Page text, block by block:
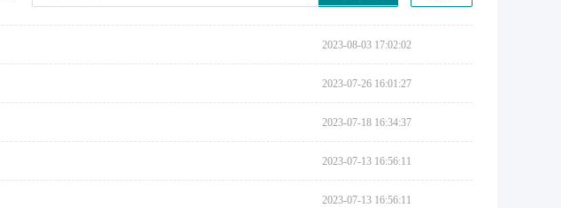
2023-08-03 17:02:02
2023-07-26 16:01:27
2023-07-18 16:34:37
2023-07-13 16:56:11
2023-07-13 16:56:11